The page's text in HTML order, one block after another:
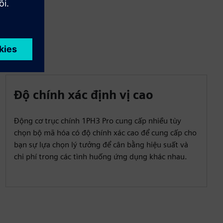
Độ chính xác định vị cao
Động cơ trục chính 1PH3 Pro cung cấp nhiều tùy
chọn bộ mã hóa có độ chính xác cao để cung cấp cho
bạn sự lựa chọn lý tưởng để cân bằng hiệu suất và
chi phí trong các tình huống ứng dụng khác nhau.